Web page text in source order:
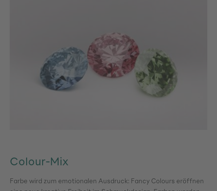
Colour-Mix
Farbe wird zum emotionalen Ausdruck: Fancy Colours eröffnen